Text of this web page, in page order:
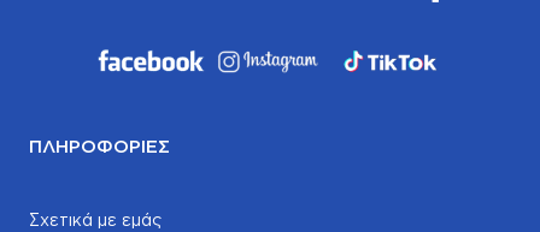
ΠΛΗΡΟΦΟΡΊΕΣ
Σχετικά με εμάς